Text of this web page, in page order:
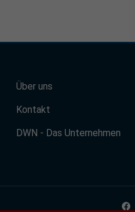
Über uns
Kontakt
DWN - Das Unternehmen